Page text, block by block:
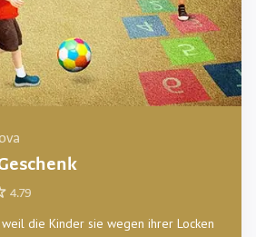
4.79
weil die Kinder sie wegen ihrer Locken